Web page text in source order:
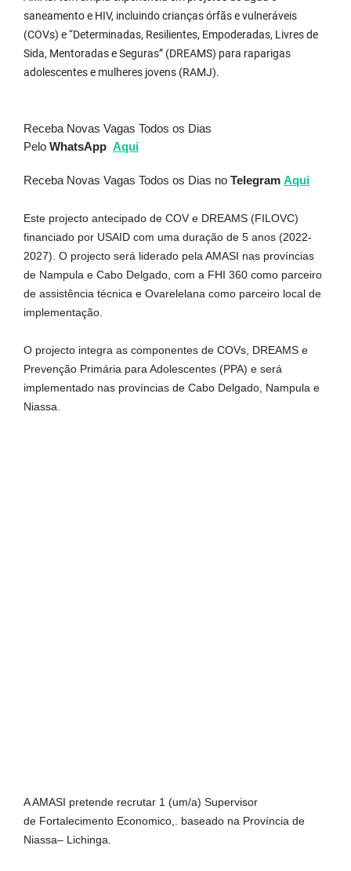
saneamento e HIV, incluindo crianças órfãs e vulneráveis ​​
(COVs) e “Determinadas, Resilientes, Empoderadas, Livres de
Sida, Mentoradas e Seguras” (DREAMS) para raparigas
adolescentes e mulheres jovens (RAMJ).
Receba Novas Vagas Todos os Dias
Pelo WhatsApp Aqui
Receba Novas Vagas Todos os Dias no Telegram Aqui
Este projecto antecipado de COV e DREAMS (FILOVC)
financiado por USAID com uma duração de 5 anos (2022-
2027). O projecto será liderado pela AMASI nas províncias
de Nampula e Cabo Delgado, com a FHI 360 como parceiro
de assistência técnica e Ovarelelana como parceiro local de
implementação.
O projecto integra as componentes de COVs, DREAMS e
Prevenção Primária para Adolescentes (PPA) e será
implementado nas províncias de Cabo Delgado, Nampula e
Niassa.
A AMASI pretende recrutar 1 (um/a) Supervisor
de Fortalecimento Economico,. baseado na Província de
Niassa– Lichinga.